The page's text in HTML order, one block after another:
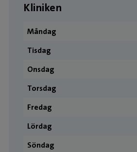
Kliniken
Måndag
Tisdag
Onsdag
Torsdag
Fredag
Lördag
Söndag